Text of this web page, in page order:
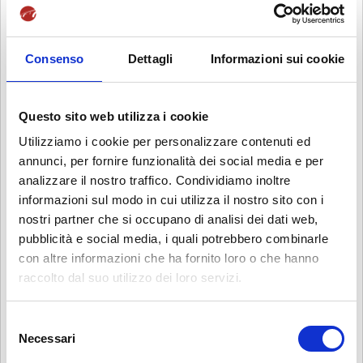
Consenso Dettagli Informazioni sui cookie
Questo sito web utilizza i cookie
Utilizziamo i cookie per personalizzare contenuti ed
annunci, per fornire funzionalità dei social media e per
analizzare il nostro traffico. Condividiamo inoltre
informazioni sul modo in cui utilizza il nostro sito con i
nostri partner che si occupano di analisi dei dati web,
pubblicità e social media, i quali potrebbero combinarle
con altre informazioni che ha fornito loro o che hanno
raccolto dal suo utilizzo dei loro servizi.
Necessari
promuove una serie di attività volte al coinvolgimento degli
studenti dell’Istituto.
Convegni
nazionali ed internazionali;
Partecipazione a visite istituzionali in Italia ed all’estero;
lavoro e dell’impresa;
Visite aziendali;
Laboratori professionalizzanti;
Esperienze all’estero;
Seminari sulla preparazione della tesi di laurea;
Giornate di orientamento alle lauree magistrali.
Orientamento in Uscita
Durante il periodo di studi si hanno numerose opportunità di